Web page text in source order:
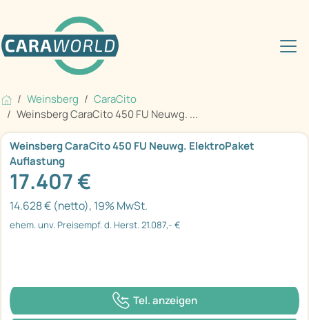
Weinsberg
CaraCito
Weinsberg CaraCito 450 FU Neuwg. ...
Weinsberg CaraCito 450 FU Neuwg. ElektroPaket
Auflastung
17.407 €
14.628 € (netto), 19% MwSt.
ehem. unv. Preisempf. d. Herst. 21.087,- €
Tel. anzeigen